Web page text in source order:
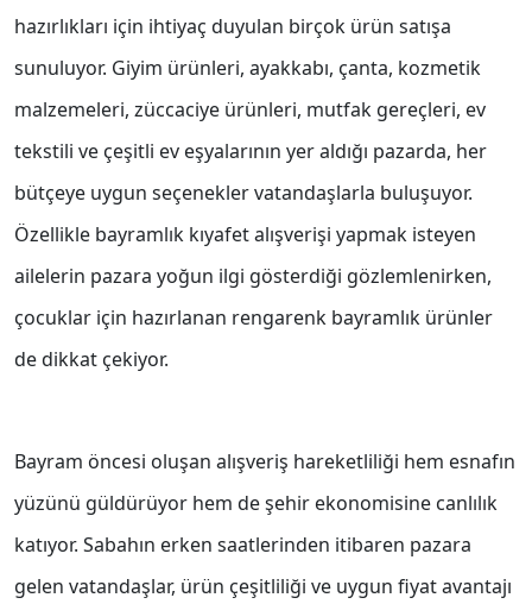
hazırlıkları için ihtiyaç duyulan birçok ürün satışa
sunuluyor. Giyim ürünleri, ayakkabı, çanta, kozmetik
malzemeleri, züccaciye ürünleri, mutfak gereçleri, ev
tekstili ve çeşitli ev eşyalarının yer aldığı pazarda, her
bütçeye uygun seçenekler vatandaşlarla buluşuyor.
Özellikle bayramlık kıyafet alışverişi yapmak isteyen
ailelerin pazara yoğun ilgi gösterdiği gözlemlenirken,
çocuklar için hazırlanan rengarenk bayramlık ürünler
de dikkat çekiyor.
Bayram öncesi oluşan alışveriş hareketliliği hem esnafın
yüzünü güldürüyor hem de şehir ekonomisine canlılık
katıyor. Sabahın erken saatlerinden itibaren pazara
gelen vatandaşlar, ürün çeşitliliği ve uygun fiyat avantajı